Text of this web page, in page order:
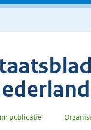
publicatie